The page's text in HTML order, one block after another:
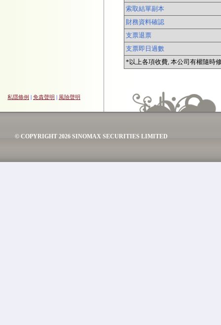
索取結單副本
財務資料確認
支票退票
支票即日過數
*以上各項收費, 本公司有權隨時
私隱條例 | 免責聲明 | 風險聲明
© COPYRIGHT 2026 SINOMAX SECURITIES LIMITED